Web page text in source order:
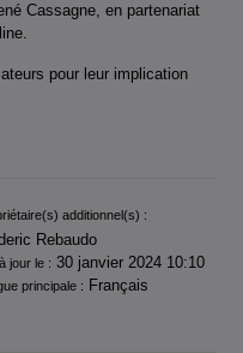
Cassagne, en partenariat
pour leur implication
additionnel(s) :
Rebaudo
jour le : 30 janvier 2024 10:10
principale : Français